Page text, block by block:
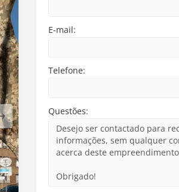
E-mail:
Telefone:
Questões: